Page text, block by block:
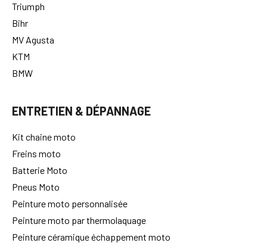
Triumph
Bihr
MV Agusta
KTM
BMW
ENTRETIEN & DÉPANNAGE
Kit chaine moto
Freins moto
Batterie Moto
Pneus Moto
Peinture moto personnalisée
Peinture moto par thermolaquage
Peinture céramique échappement moto